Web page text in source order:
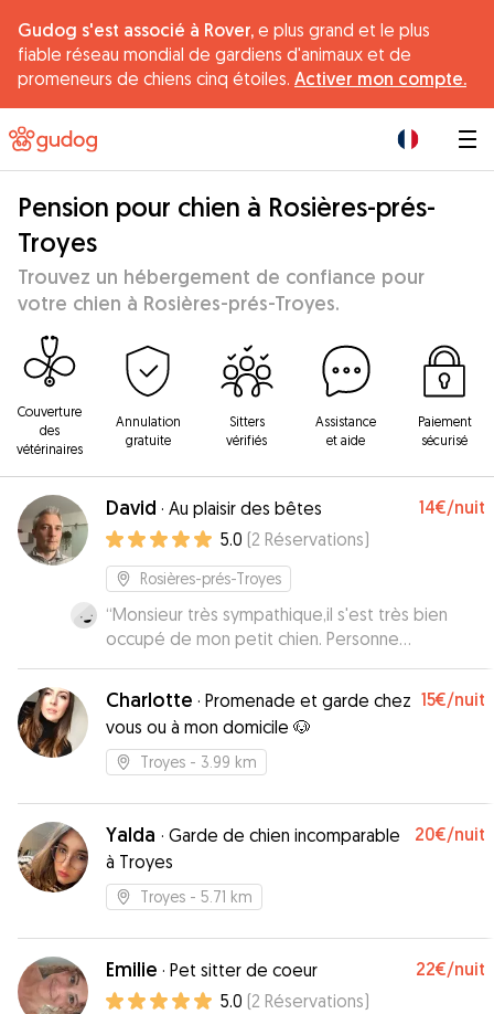
Gudog s'est associé à Rover, e plus grand et le plus
fiable réseau mondial de gardiens d'animaux et de
promeneurs de chiens cinq étoiles. Activer mon compte.
Pension pour chien à Rosières-prés-
Troyes
Trouvez un hébergement de confiance pour
votre chien à Rosières-prés-Troyes.
Couverture
des
vétérinaires
Annulation
gratuite
Sitters
vérifiés
Assistance
et aide
Paiement
sécurisé
David · Au plaisir des bêtes 14€/nuit
5.0 (2 Réservations)
Rosières-prés-Troyes
“Monsieur très sympathique,il s'est très bien
occupé de mon petit chien. Personne
arrangeante. Je recommande”
Charlotte · Promenade et garde chez
vous ou à mon domicile 🐶
15€/nuit
Troyes - 3.99 km
Yalda · Garde de chien incomparable
à Troyes
20€/nuit
Troyes - 5.71 km
Emilie · Pet sitter de coeur 22€/nuit
5.0 (2 Réservations)